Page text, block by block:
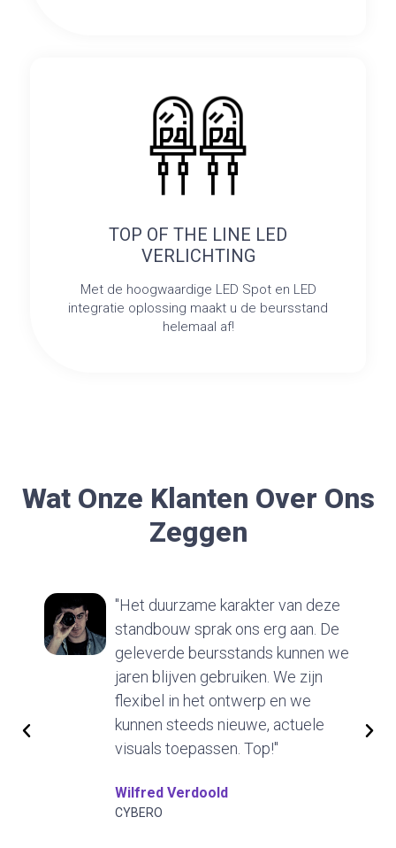
TOP OF THE LINE LED
VERLICHTING
Met de hoogwaardige LED Spot en LED
integratie oplossing maakt u de beursstand
helemaal af!
Wat Onze Klanten Over Ons
Zeggen
"Het duurzame karakter van deze
standbouw sprak ons erg aan. De
geleverde beursstands kunnen we
jaren blijven gebruiken. We zijn
flexibel in het ontwerp en we
kunnen steeds nieuwe, actuele
visuals toepassen. Top!"
Wilfred Verdoold
CYBERO